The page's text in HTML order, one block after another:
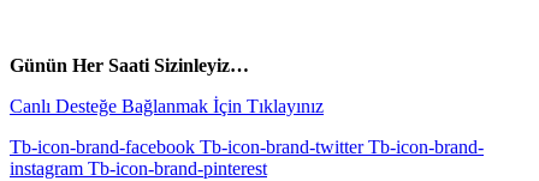
Günün Her Saati Sizinleyiz…
Canlı Desteğe Bağlanmak İçin Tıklayınız
Tb-icon-brand-facebook Tb-icon-brand-twitter Tb-icon-brand-
instagram Tb-icon-brand-pinterest